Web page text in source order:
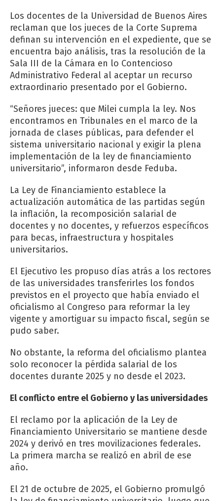
Los docentes de la Universidad de Buenos Aires
reclaman que los jueces de la Corte Suprema
definan su intervención en el expediente, que se
encuentra bajo análisis, tras la resolución de la
Sala III de la Cámara en lo Contencioso
Administrativo Federal al aceptar un recurso
extraordinario presentado por el Gobierno.
“Señores jueces: que Milei cumpla la ley. Nos
encontramos en Tribunales en el marco de la
jornada de clases públicas, para defender el
sistema universitario nacional y exigir la plena
implementación de la ley de financiamiento
universitario”, informaron desde Feduba.
La Ley de Financiamiento establece la
actualización automática de las partidas según
la inflación, la recomposición salarial de
docentes y no docentes, y refuerzos específicos
para becas, infraestructura y hospitales
universitarios.
El Ejecutivo les propuso días atrás a los rectores
de las universidades transferirles los fondos
previstos en el proyecto que había enviado el
oficialismo al Congreso para reformar la ley
vigente y amortiguar su impacto fiscal, según se
pudo saber.
No obstante, la reforma del oficialismo plantea
solo reconocer la pérdida salarial de los
docentes durante 2025 y no desde el 2023.
El conflicto entre el Gobierno y las universidades
El reclamo por la aplicación de la Ley de
Financiamiento Universitario se mantiene desde
2024 y derivó en tres movilizaciones federales.
La primera marcha se realizó en abril de ese
año.
El 21 de octubre de 2025, el Gobierno promulgó